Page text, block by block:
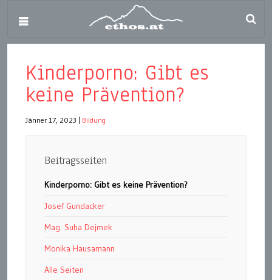
Kinderporno: Gibt es
keine Prävention?
Jänner 17, 2023 Bildung
Beitragsseiten
Kinderporno: Gibt es keine Prävention?
Josef Gundacker
Mag. Suha Dejmek
Monika Hausamann
Alle Seiten